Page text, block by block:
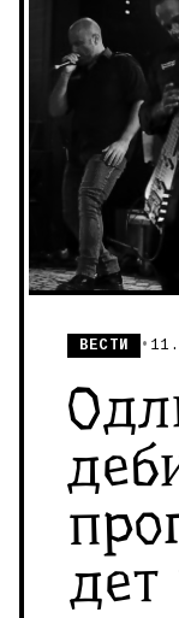
ВЕСТИ •
дет